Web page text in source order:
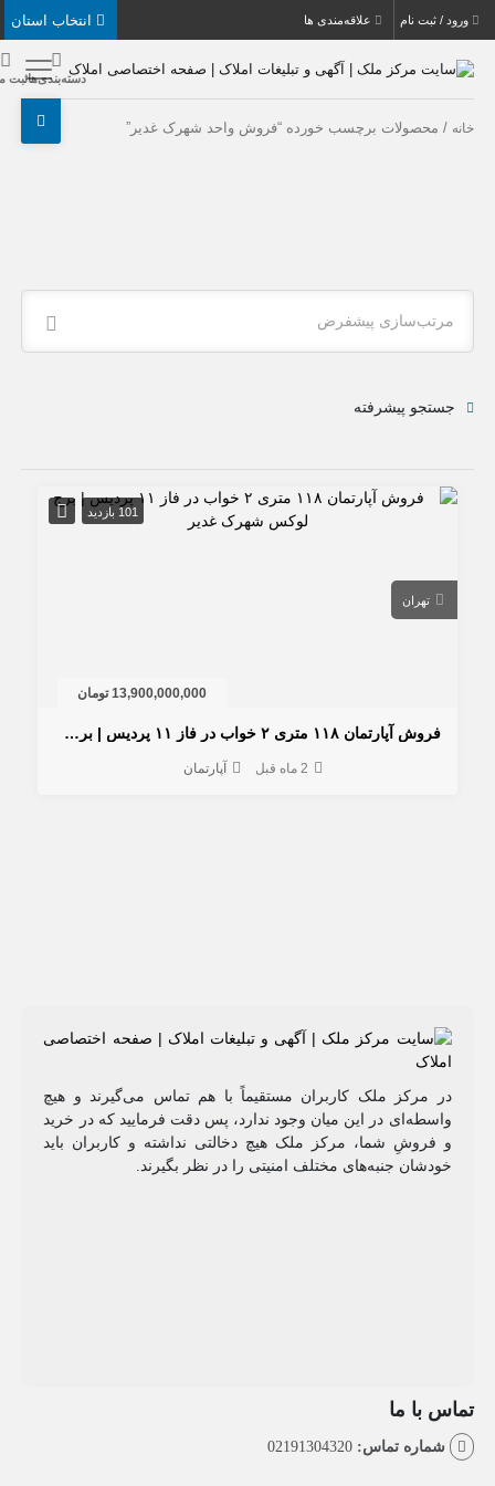
نام علاقه‌مندی ها
دسته‌بندی‌هاثبت ملک
برچسب خورده “فروش واحد شهرک غدیر”
پیشفرض
پیشرفته
101 بازدید
13,900,000,000 تومان
فروش آپارتمان ۱۱۸ متری ۲ خواب در فاز ۱۱ پردیس | برج لوکس شهرک غدیر
آپارتمان
مرکز ملک کاربران مستقیماً با هم تماس می‌گیرند و هیچ
در این میان وجود ندارد، پس دقت فرمایید که در خرید
شما، مرکز ملک هیچ دخالتی نداشته و کاربران باید
جنبه‌های مختلف امنیتی را در نظر بگیرند.
ما
تماس: 02191304320